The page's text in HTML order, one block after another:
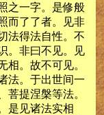
之一字。是修般
而了了者。见非
法得法自性。不
。非曰不见。见
相。故不可见。
法。于出世间一
菩提涅槃等法。
是见诸法实相